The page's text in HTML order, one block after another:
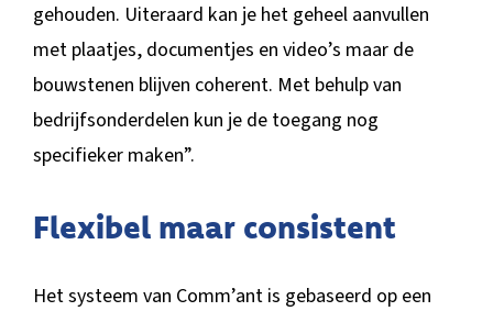
gehouden. Uiteraard kan je het geheel aanvullen
met plaatjes, documentjes en video’s maar de
bouwstenen blijven coherent. Met behulp van
bedrijfsonderdelen kun je de toegang nog
specifieker maken”.
Flexibel maar consistent
Het systeem van Comm’ant is gebaseerd op een